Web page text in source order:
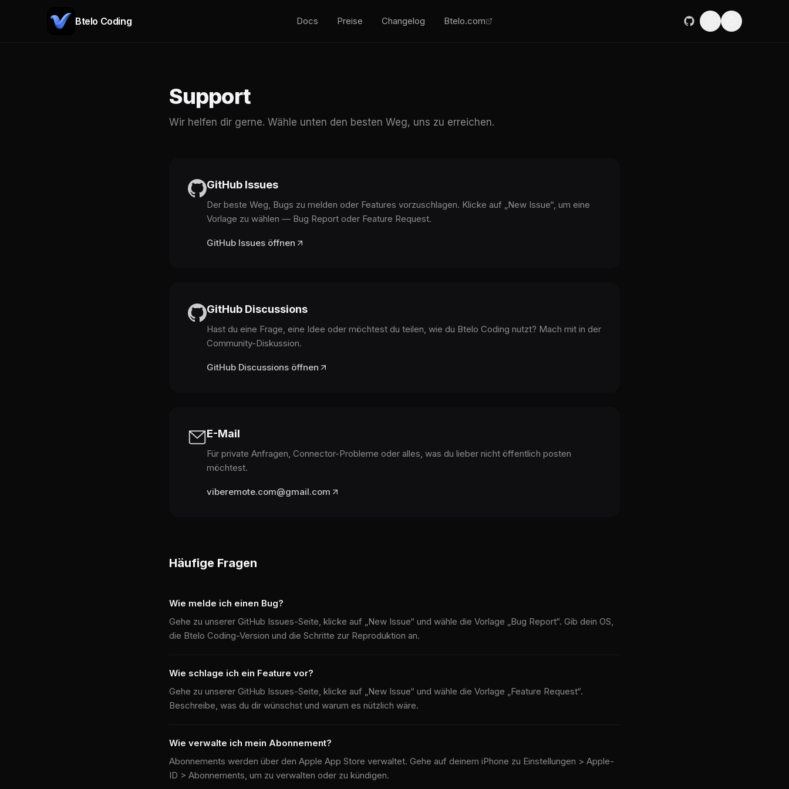
Btelo Coding Docs Preise Changelog Btelo.com
Support
Wir helfen dir gerne. Wähle unten den besten Weg, uns zu erreichen.
GitHub Issues
Der beste Weg, Bugs zu melden oder Features vorzuschlagen. Klicke auf „New Issue“, um eine
Vorlage zu wählen — Bug Report oder Feature Request.
GitHub Issues öffnen
GitHub Discussions
Hast du eine Frage, eine Idee oder möchtest du teilen, wie du Btelo Coding nutzt? Mach mit in der
Community-Diskussion.
GitHub Discussions öffnen
E-Mail
Für private Anfragen, Connector-Probleme oder alles, was du lieber nicht öffentlich posten
möchtest.
viberemote.com@gmail.com
Häufige Fragen
Wie melde ich einen Bug?
Gehe zu unserer GitHub Issues-Seite, klicke auf „New Issue“ und wähle die Vorlage „Bug Report“. Gib dein OS,
die Btelo Coding-Version und die Schritte zur Reproduktion an.
Wie schlage ich ein Feature vor?
Gehe zu unserer GitHub Issues-Seite, klicke auf „New Issue“ und wähle die Vorlage „Feature Request“.
Beschreibe, was du dir wünschst und warum es nützlich wäre.
Wie verwalte ich mein Abonnement?
Abonnements werden über den Apple App Store verwaltet. Gehe auf deinem iPhone zu Einstellungen > Apple-
ID > Abonnements, um zu verwalten oder zu kündigen.